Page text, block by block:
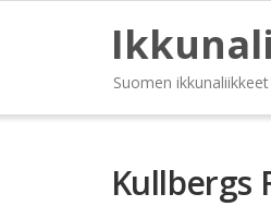
Suomen
Kullbergs